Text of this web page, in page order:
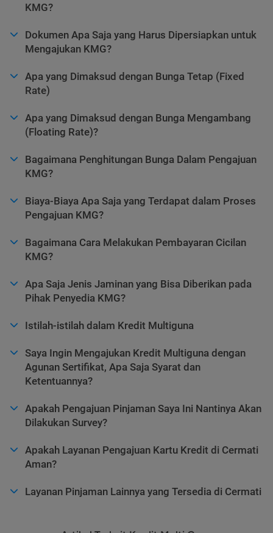
KMG?
Dokumen Apa Saja yang Harus Dipersiapkan untuk
Mengajukan KMG?
Apa yang Dimaksud dengan Bunga Tetap (Fixed
Rate)
Apa yang Dimaksud dengan Bunga Mengambang
(Floating Rate)?
Bagaimana Penghitungan Bunga Dalam Pengajuan
KMG?
Biaya-Biaya Apa Saja yang Terdapat dalam Proses
Pengajuan KMG?
Bagaimana Cara Melakukan Pembayaran Cicilan
KMG?
Apa Saja Jenis Jaminan yang Bisa Diberikan pada
Pihak Penyedia KMG?
Istilah-istilah dalam Kredit Multiguna
Saya Ingin Mengajukan Kredit Multiguna dengan
Agunan Sertifikat, Apa Saja Syarat dan
Ketentuannya?
Apakah Pengajuan Pinjaman Saya Ini Nantinya Akan
Dilakukan Survey?
Apakah Layanan Pengajuan Kartu Kredit di Cermati
Aman?
Layanan Pinjaman Lainnya yang Tersedia di Cermati